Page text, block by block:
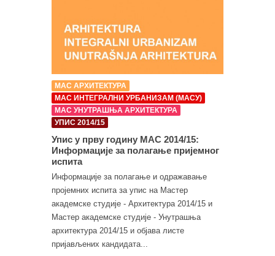
МАС АРХИТЕКТУРА
МАС ИНТЕГРАЛНИ УРБАНИЗАМ (МАСУ)
МАС УНУТРАШЊА АРХИТЕКТУРА
УПИС 2014/15
Упис у прву годину МАС 2014/15:
Информације за полагање пријемног
испита
Информације за полагање и одражавање
пројемних испита за упис на Мастер
академске студије - Архитектура 2014/15 и
Мастер академске студије - Унутрашња
архитектура 2014/15 и објава листе
пријављених кандидата...